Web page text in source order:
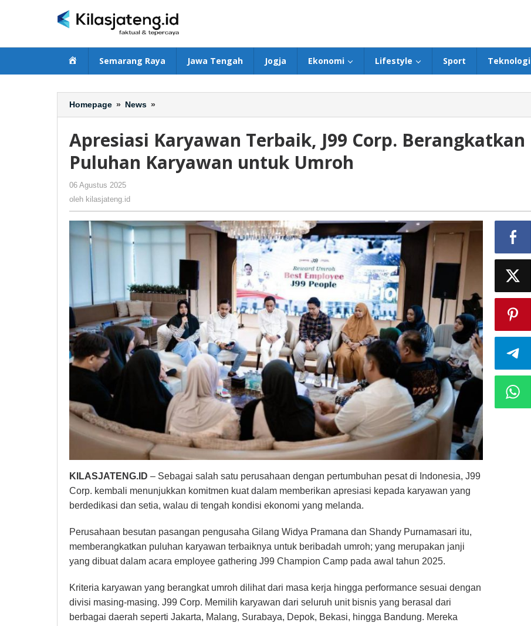
BerandaSemarang Raya Jawa Tengah Jogja Ekonomi Lifestyle Sport Teknologi
Homepage » News »
Karyawan
J99
Berangkatkan
Apresiasi Karyawan Terbaik, J99 Corp. Berangkatkan
Puluhan Karyawan untuk Umroh
06 Agustus 2025
oleh kilasjateng.id
KILASJATENG.ID – Sebagai salah satu perusahaan dengan pertumbuhan pesat di Indonesia, J99
Corp. kembali menunjukkan komitmen kuat dalam memberikan apresiasi kepada karyawan yang
berdedikasi dan setia, walau di tengah kondisi ekonomi yang melanda.
Perusahaan besutan pasangan pengusaha Gilang Widya Pramana dan Shandy Purnamasari itu,
memberangkatkan puluhan karyawan terbaiknya untuk beribadah umroh; yang merupakan janji
yang dibuat dalam acara employee gathering J99 Champion Camp pada awal tahun 2025.
Kriteria karyawan yang berangkat umroh dilihat dari masa kerja hingga performance sesuai dengan
divisi masing-masing. J99 Corp. Memilih karyawan dari seluruh unit bisnis yang berasal dari
berbagai daerah seperti Jakarta, Malang, Surabaya, Depok, Bekasi, hingga Bandung. Mereka